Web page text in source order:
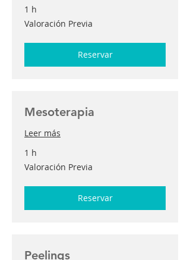
1 h
Valoración
Previa
Valoración Previa
Reservar
Mesoterapia
Leer más
1 h
Valoración
Previa
Valoración Previa
Reservar
Peelings